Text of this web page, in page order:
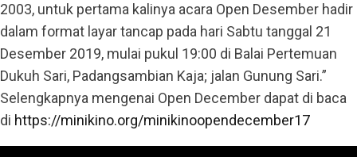
2003, untuk pertama kalinya acara Open Desember hadir
dalam format layar tancap pada hari Sabtu tanggal 21
Desember 2019, mulai pukul 19:00 di Balai Pertemuan
Dukuh Sari, Padangsambian Kaja; jalan Gunung Sari.”
Selengkapnya mengenai Open December dapat di baca
di https://minikino.org/minikinoopendecember17